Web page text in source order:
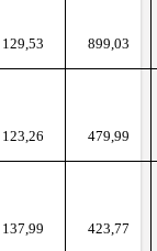
129,53 899,03
123,26 479,99
137,99 423,77